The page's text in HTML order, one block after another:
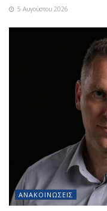
5 Αυγούστου 2026
ΑΝΑΚΟΙΝΏΣΕΙΣ